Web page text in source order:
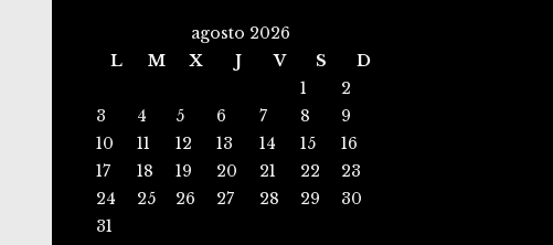
agosto 2026
L
M X J V S
D
1
2
3
4 5 6 7 8
9
10
11 12 13 14 15
16
17
18 19 20 21 22
23
24
25 26 27 28 29
30
31